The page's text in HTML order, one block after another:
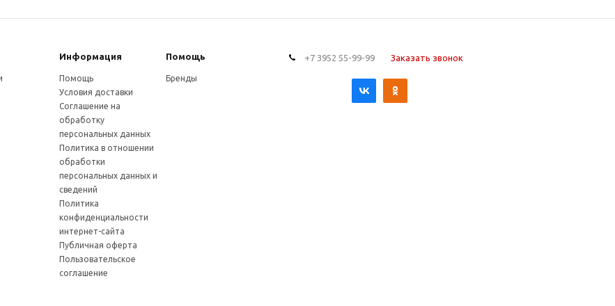
Информация Помощь
Помощь
Условия доставки
Соглашение на
обработку
персональных данных
Политика в отношении
обработки
персональных данных и
сведений
Политика
конфиденциальности
интернет-сайта
Публичная оферта
Пользовательское
соглашение
Бренды
+7 3952 55-99-99 Заказать звонок